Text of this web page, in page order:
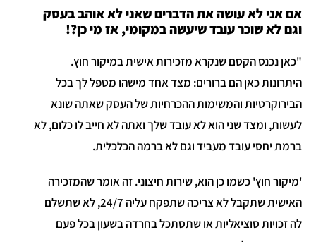
אם אני לא עושה את הדברים שאני לא אוהב בעסק
וגם לא שוכר עובד שיעשה במקומי, אז מי כן?!
"כאן נכנס הקסם שנקרא מזכירות אישית במיקור חוץ.
היתרונות כאן הם ברורים: מצד אחד מישהו מטפל לך בכל
הבירוקרטיות והמשימות ההכרחיות של העסק שאתה שונא
לעשות, ומצד שני הוא לא עובד שלך ואתה לא חייב לו כלום, לא
ברמת יחסי עובד מעביד וגם לא ברמה הכלכלית.
'מיקור חוץ' כשמו כן הוא, שירות חיצוני. זה אומר שהמזכירה
האישית שתקבל לא צריכה שתפקח עליה 24/7, לא שתשלם
לה זכויות סוציאליות או שתסתכל בחרדה בשעון בכל פעם